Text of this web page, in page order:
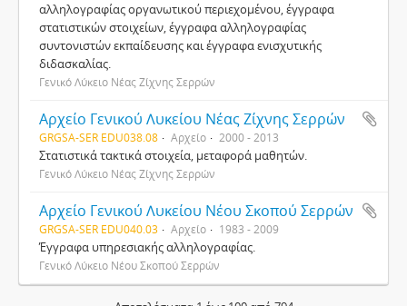
αλληλογραφίας οργανωτικού περιεχομένου, έγγραφα
στατιστικών στοιχείων, έγγραφα αλληλογραφίας
συντονιστών εκπαίδευσης και έγγραφα ενισχυτικής
διδασκαλίας.
Γενικό Λύκειο Νέας Ζίχνης Σερρών
Αρχείο Γενικού Λυκείου Νέας Ζίχνης Σερρών
GRGSA-SER EDU038.08 Αρχείο 2000 - 2013
Στατιστικά τακτικά στοιχεία, μεταφορά μαθητών.
Γενικό Λύκειο Νέας Ζίχνης Σερρών
Αρχείο Γενικού Λυκείου Νέου Σκοπού Σερρών
GRGSA-SER EDU040.03 Αρχείο 1983 - 2009
Έγγραφα υπηρεσιακής αλληλογραφίας.
Γενικό Λύκειο Νέου Σκοπού Σερρών